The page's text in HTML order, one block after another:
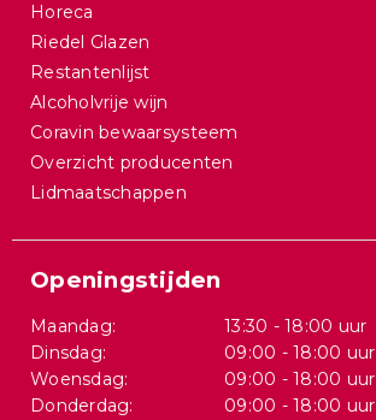
Horeca
Riedel Glazen
Restantenlijst
Alcoholvrije wijn
Coravin bewaarsysteem
Overzicht producenten
Lidmaatschappen
Openingstijden
Maandag:
13:30 - 18:00 uur
Dinsdag:
09:00 - 18:00 uur
Woensdag:
09:00 - 18:00 uur
Donderdag:
09:00 - 18:00 uur